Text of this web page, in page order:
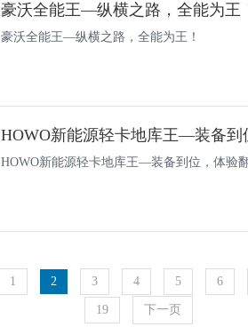
豪沃全能王—纵横之路，全能为王
豪沃全能王—纵横之路，全能为王！
HOWO新能源轻卡地库王—装备到
HOWO新能源轻卡地库王—装备到位，体验
1 2 3 4 5 6
19 下一页